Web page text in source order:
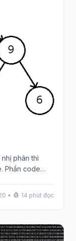
phân thì
Phần code…
• 14 phút đọc